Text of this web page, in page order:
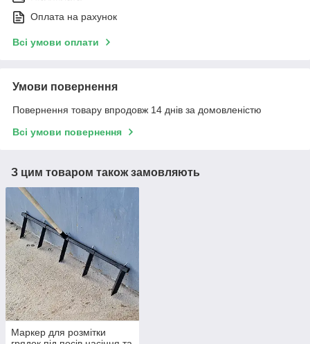
Оплата на рахунок
Всі умови оплати
Умови повернення
Повернення товару впродовж 14 днів за домовленістю
Всі умови повернення
З цим товаром також замовляють
Маркер для розмітки